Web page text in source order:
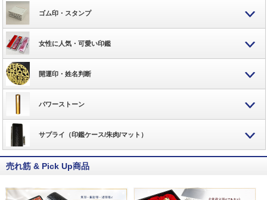
ゴム印・スタンプ
女性に人気・可愛い印鑑
開運印・姓名判断
パワーストーン
サプライ（印鑑ケース/朱肉/マット）
売れ筋 & Pick Up商品